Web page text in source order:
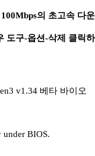
의 초고속 다운
도구-옵션-삭제 클릭하
v1.34 베타 바이오
under BIOS.